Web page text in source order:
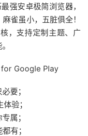
强安卓极简浏览器，
雀虽小，五脏俱全！
，支持定制主题、广
要；
验；
属；
有；